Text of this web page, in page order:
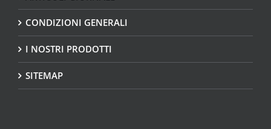
CONDIZIONI GENERALI
I NOSTRI PRODOTTI
SITEMAP